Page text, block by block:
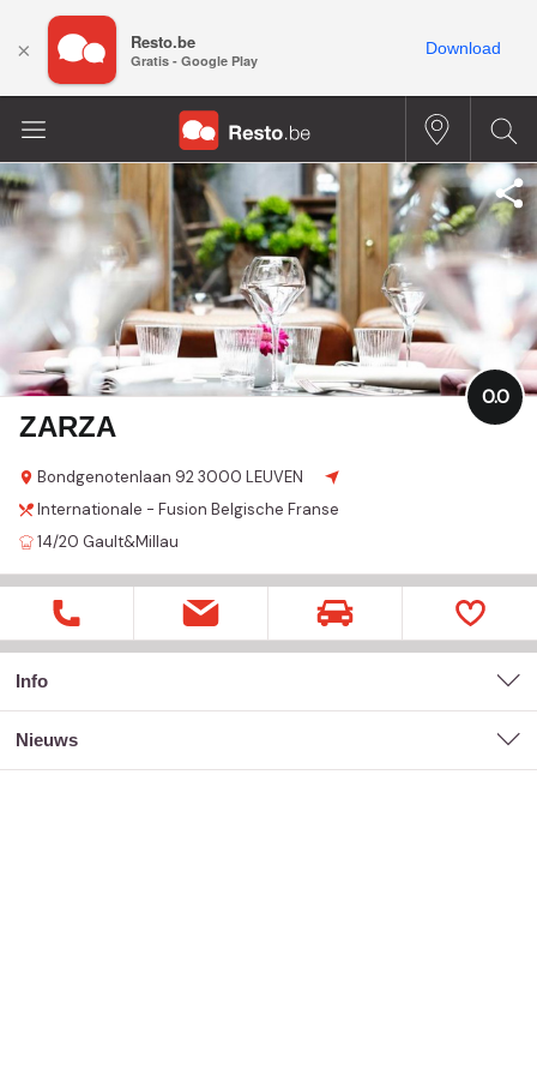
ZARZA
Bondgenotenlaan 923000 LEUVEN
0.0
Internationale - Fusion Belgische Franse
14/20 Gault&Millau
Info
nieuws
× Resto.be
Gratis - Google Play
Download